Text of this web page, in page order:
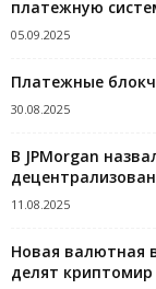
платежную
05.09.2025
Платежные
30.08.2025
В JPMorgan
11.08.2025
Новая валютная
делят криптомир